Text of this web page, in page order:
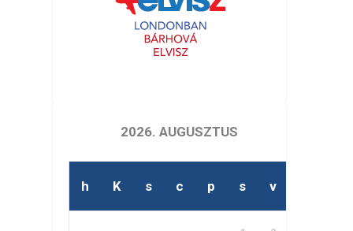
2026. AUGUSZTUS
h K s c p s v